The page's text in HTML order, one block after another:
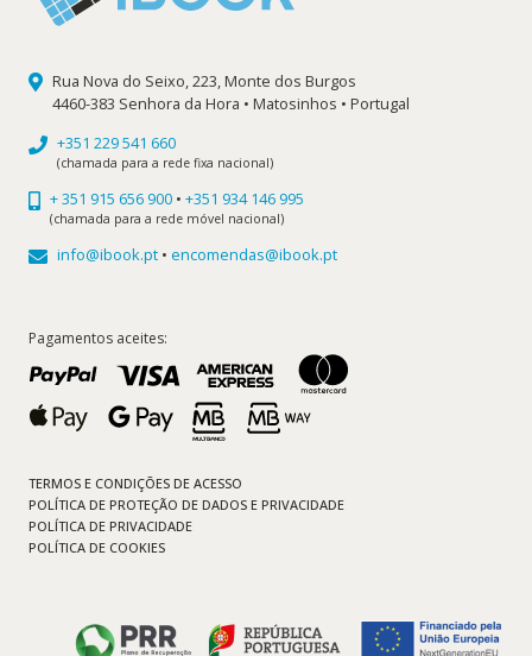
Rua Nova do Seixo, 223, Monte dos Burgos
4460-383 Senhora da Hora • Matosinhos • Portugal
+351 229 541 660
(chamada para a rede fixa nacional)
+ 351 915 656 900 • +351 934 146 995
(chamada para a rede móvel nacional)
info@ibook.pt • encomendas@ibook.pt
Pagamentos aceites:
TERMOS E CONDIÇÕES DE ACESSO
POLÍTICA DE PROTEÇÃO DE DADOS E PRIVACIDADE
POLÍTICA DE PRIVACIDADE
POLÍTICA DE COOKIES